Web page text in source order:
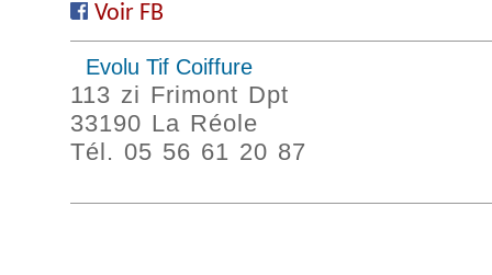
Voir FB
Evolu Tif Coiffure
113 zi Frimont Dpt
33190 La Réole
Tél. 05 56 61 20 87